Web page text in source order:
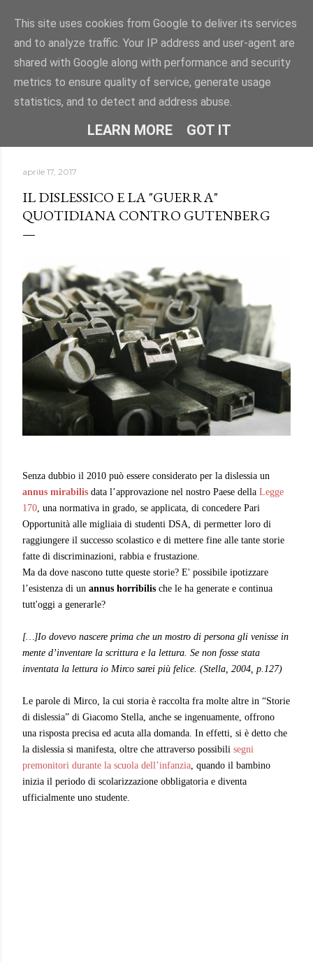
Passa ai contenuti principali
"DISLESSIA? IO TI CONOSCO" -
informazioni, approfondimenti e storie.
aprile 17, 2017
IL DISLESSICO E LA "GUERRA"
QUOTIDIANA CONTRO GUTENBERG
Senza dubbio il 2010 può essere considerato per la dislessia un
annus mirabilis data l’approvazione nel nostro Paese della Legge
170, una normativa in grado, se applicata, di concedere Pari
Opportunità alle migliaia di studenti DSA, di permetter loro di
raggiungere il successo scolastico e di mettere fine alle tante storie
fatte di discriminazioni, rabbia e frustazione.
Ma da dove nascono tutte queste storie? E' possibile ipotizzare
l’esistenza di un annus horribilis che le ha generate e continua
tutt'oggi a generarle?
[…]Io dovevo nascere prima che un mostro di persona gli venisse in
mente d’inventare la scrittura e la lettura. Se non fosse stata
inventata la lettura io Mirco sarei più felice. (Stella, 2004, p.127)
Le parole di Mirco, la cui storia è raccolta fra molte altre in “Storie
di dislessia” di Giacomo Stella, anche se ingenuamente, offrono
una risposta precisa ed acuta alla domanda. In effetti, si è detto che
la dislessia si manifesta, oltre che attraverso possibili segni
premonitori durante la scuola dell’infanzia, quando il bambino
inizia il periodo di scolarizzazione obbligatoria e diventa
ufficialmente uno studente.
This site uses cookies from Google to deliver its services
and to analyze traffic. Your IP address and user-agent are
shared with Google along with performance and security
metrics to ensure quality of service, generate usage
statistics, and to detect and address abuse.
LEARN MORE GOT IT